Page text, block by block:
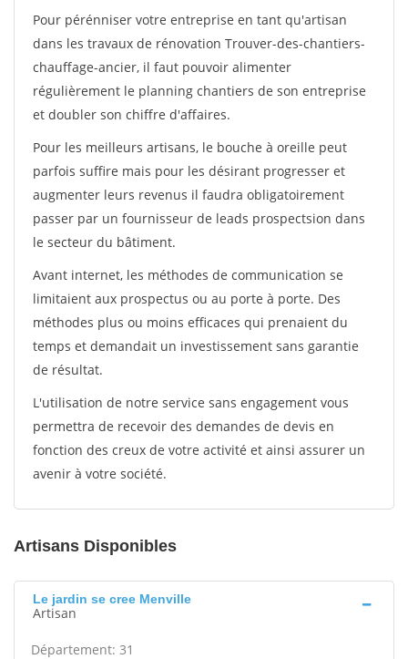
Pour pérénniser votre entreprise en tant qu'artisan
dans les travaux de rénovation Trouver-des-chantiers-
chauffage-ancier, il faut pouvoir alimenter
régulièrement le planning chantiers de son entreprise
et doubler son chiffre d'affaires.
Pour les meilleurs artisans, le bouche à oreille peut
parfois suffire mais pour les désirant progresser et
augmenter leurs revenus il faudra obligatoirement
passer par un fournisseur de leads prospectsion dans
le secteur du bâtiment.
Avant internet, les méthodes de communication se
limitaient aux prospectus ou au porte à porte. Des
méthodes plus ou moins efficaces qui prenaient du
temps et demandait un investissement sans garantie
de résultat.
L'utilisation de notre service sans engagement vous
permettra de recevoir des demandes de devis en
fonction des creux de votre activité et ainsi assurer un
avenir à votre société.
Artisans Disponibles
Le jardin se cree Menville
Artisan
Département: 31